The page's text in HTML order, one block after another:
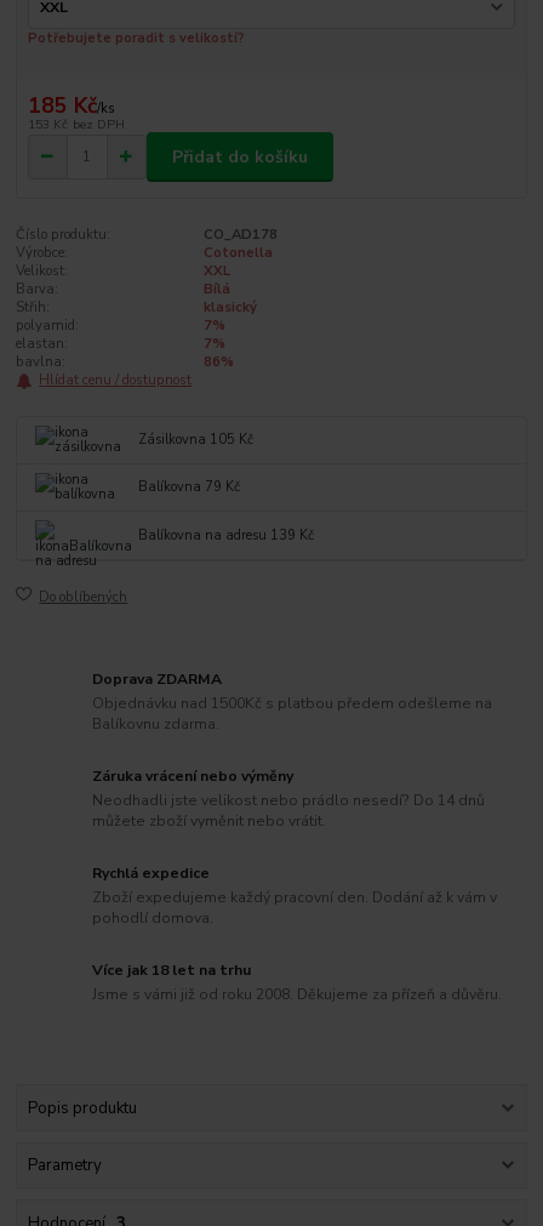
Potřebujete poradit s velikostí?
185 Kč/ks
153 Kč bez DPH
Přidat do košíku
Číslo produktu:
CO_AD178
Výrobce:
Cotonella
Velikost:
XXL
Barva:
Bílá
Střih:
klasický
polyamid:
7%
elastan:
7%
bavlna:
86%
Hlídat cenu / dostupnost
Zásilkovna 105 Kč
Balíkovna 79 Kč
Balíkovna na adresu 139 Kč
Do oblíbených
Doprava ZDARMA
Objednávku nad 1500Kč s platbou předem odešleme na
Balíkovnu zdarma.
Záruka vrácení nebo výměny
Neodhadli jste velikost nebo prádlo nesedí? Do 14 dnů
můžete zboží vyměnit nebo vrátit.
Rychlá expedice
Zboží expedujeme každý pracovní den. Dodání až k vám v
pohodlí domova.
Více jak 18 let na trhu
Jsme s vámi již od roku 2008. Děkujeme za přízeň a důvěru.
Popis produktu
Parametry